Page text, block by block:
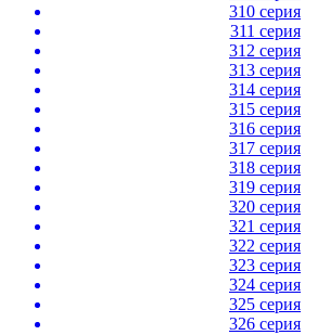
310 серия
311 серия
312 серия
313 серия
314 серия
315 серия
316 серия
317 серия
318 серия
319 серия
320 серия
321 серия
322 серия
323 серия
324 серия
325 серия
326 серия